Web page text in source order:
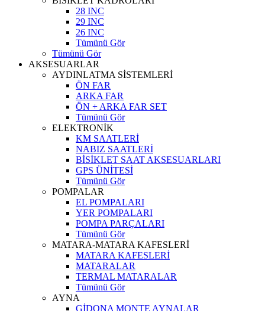
28 INC
29 INC
26 INC
Tümünü Gör
Tümünü Gör
AKSESUARLAR
AYDINLATMA SİSTEMLERİ
ÖN FAR
ARKA FAR
ÖN + ARKA FAR SET
Tümünü Gör
ELEKTRONİK
KM SAATLERİ
NABIZ SAATLERİ
BİSİKLET SAAT AKSESUARLARI
GPS ÜNİTESİ
Tümünü Gör
POMPALAR
EL POMPALARI
YER POMPALARI
POMPA PARÇALARI
Tümünü Gör
MATARA-MATARA KAFESLERİ
MATARA KAFESLERİ
MATARALAR
TERMAL MATARALAR
Tümünü Gör
AYNA
GİDONA MONTE AYNALAR